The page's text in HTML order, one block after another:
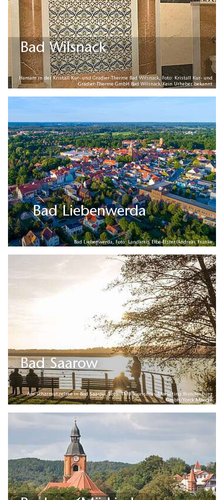
Bad Wilsnack
Hamam in der Kristall Kur- und Gradier-Therme Bad Wilsnack, Foto: Kristall Kur- und
Gradier-Therme GmbH Bad Wilsnack/Kein Urheber bekannt
Bad Liebenwerda
Bad Liebenwerda, Foto: Landkreis Elbe-Elster/Andreas Franke
Bad Saarow
Am Scharmützelsee in Bad Saarow, Foto: TMB Tourismus-Marketing Brandenburg
GmbH/Yorck Maecke